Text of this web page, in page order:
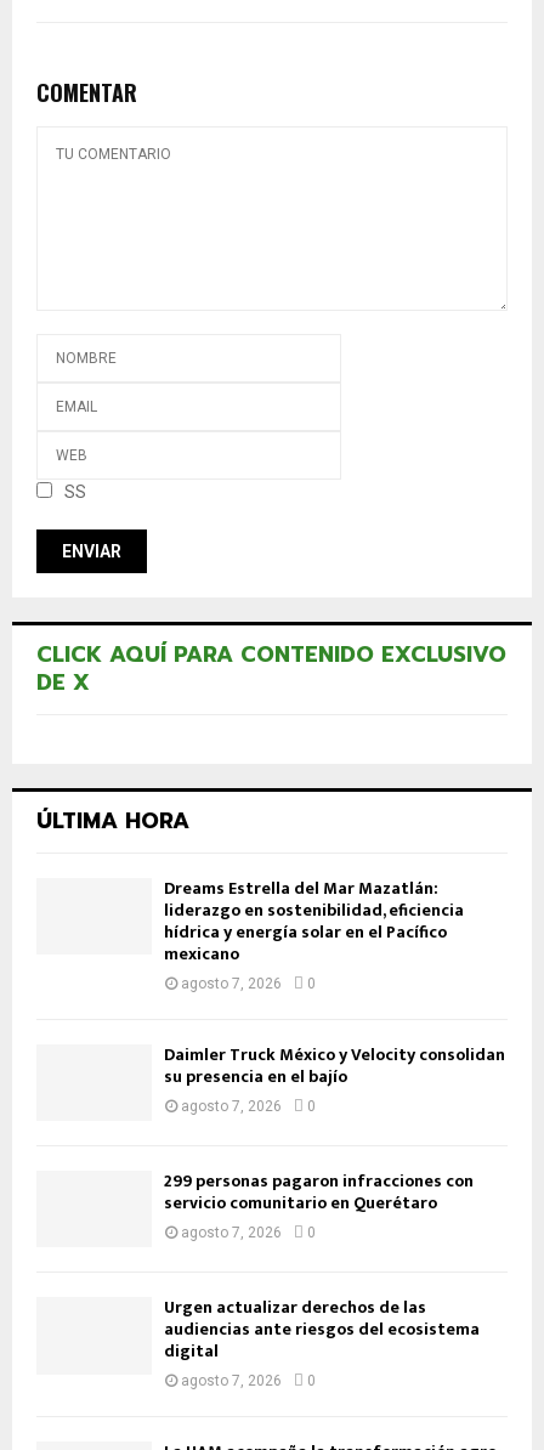
COMENTAR
SS
CLICK AQUÍ PARA CONTENIDO EXCLUSIVO
DE X
ÚLTIMA HORA
Dreams Estrella del Mar Mazatlán:
liderazgo en sostenibilidad, eficiencia
hídrica y energía solar en el Pacífico
mexicano
agosto 7, 2026 0
Daimler Truck México y Velocity consolidan
su presencia en el bajío
agosto 7, 2026 0
299 personas pagaron infracciones con
servicio comunitario en Querétaro
agosto 7, 2026 0
Urgen actualizar derechos de las
audiencias ante riesgos del ecosistema
digital
agosto 7, 2026 0